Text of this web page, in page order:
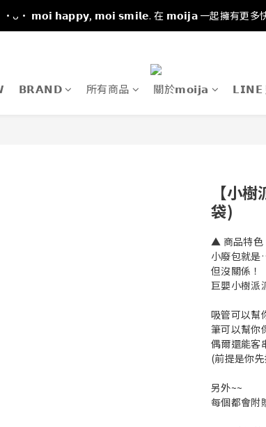
·ᴗ· 𝗺𝗼𝗶 𝗵𝗮𝗽𝗽𝘆, 𝗺𝗼𝗶 𝘀𝗺𝗶𝗹𝗲. 在 𝗺𝗼𝗶𝗷𝗮 一起擁有更多
𝗕𝗥𝗔𝗡𝗗 所有商品 關於𝗺𝗼𝗶𝗷𝗮 𝗟𝗜𝗡𝗘
【小
袋)
▲ 商品特色
小廢包就
但沒關係！
巨嬰小樹派
吸管可以幫
筆可以幫你
偶爾還能客
(前提是你
另外~~
每個都會附